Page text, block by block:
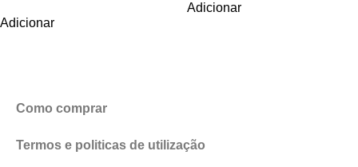
Adicionar
Adicionar
Como comprar
Termos e politicas de utilização